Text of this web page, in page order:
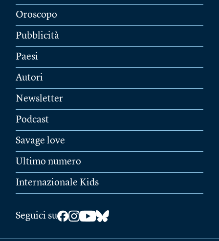
Oroscopo
Pubblicità
Paesi
Autori
Newsletter
Podcast
Savage love
Ultimo numero
Internazionale Kids
Seguici su